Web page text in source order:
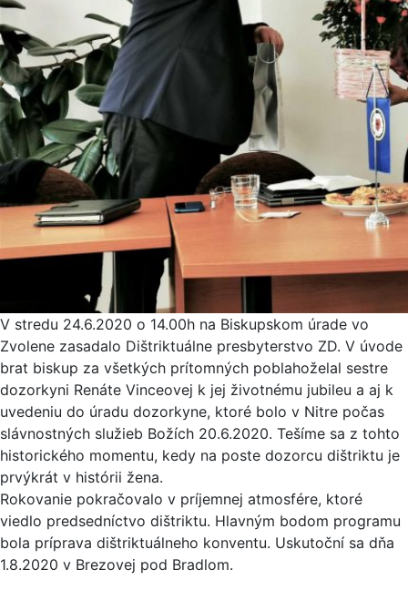
V stredu 24.6.2020 o 14.00h na Biskupskom úrade vo
Zvolene zasadalo Dištriktuálne presbyterstvo ZD. V úvode
brat biskup za všetkých prítomných poblahoželal sestre
dozorkyni Renáte Vinceovej k jej životnému jubileu a aj k
uvedeniu do úradu dozorkyne, ktoré bolo v Nitre počas
slávnostných služieb Božích 20.6.2020. Tešíme sa z tohto
historického momentu, kedy na poste dozorcu dištriktu je
prvýkrát v histórii žena.
Rokovanie pokračovalo v príjemnej atmosfére, ktoré
viedlo predsedníctvo dištriktu. Hlavným bodom programu
bola príprava dištriktuálneho konventu. Uskutoční sa dňa
1.8.2020 v Brezovej pod Bradlom.